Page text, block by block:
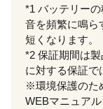
*1 バッテリーの
音を頻繁に鳴ら
短くなります。
*2 保証期間は
に対する保証で
※環境保護のた
WEBマニュアル